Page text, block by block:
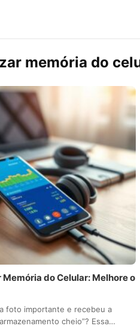
memória do
do Celular: Melhore o
foto importante e recebeu a
cheio”? Essa…